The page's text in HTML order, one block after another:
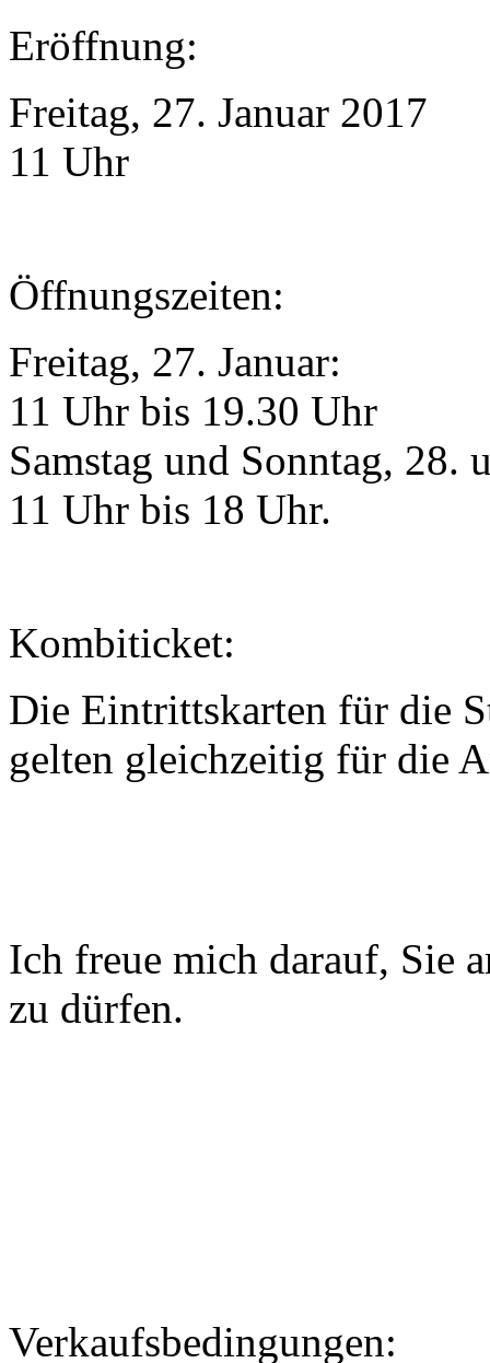
Eröffnung:
Freitag, 27. Januar 2017
11 Uhr
Öffnungszeiten:
Freitag, 27. Januar:
11 Uhr bis 19.30 Uhr
Samstag und Sonntag, 28.
11 Uhr bis 18 Uhr.
Kombiticket:
Die Eintrittskarten für die
gelten gleichzeitig für die
Ich freue mich darauf, Sie
zu dürfen.
Verkaufsbedingungen: